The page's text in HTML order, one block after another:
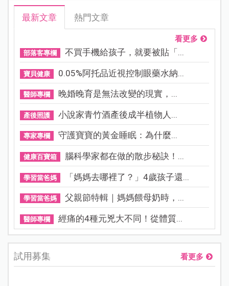
最新文章 熱門文章
看更多
部落客專欄 不買手機給孩子，就要被貼「...
寶貝健康 0.05%阿托品近視控制眼藥水納...
醫師專欄 晚婚晚育是無法改變的現實，...
產後照護 小說家青竹酒產後成半植物人...
專家專欄 守護寶寶的黃金睡眠：為什麼...
健康百寶箱 腦科學家都在做的散步秘訣！...
學習當爸媽 「媽媽去哪裡了？」4歲孩子還...
學習當爸媽 父親節特輯｜媽媽餵母奶時，...
醫師專欄 經痛的4種元兇大不同！從體質...
試用募集 看更多